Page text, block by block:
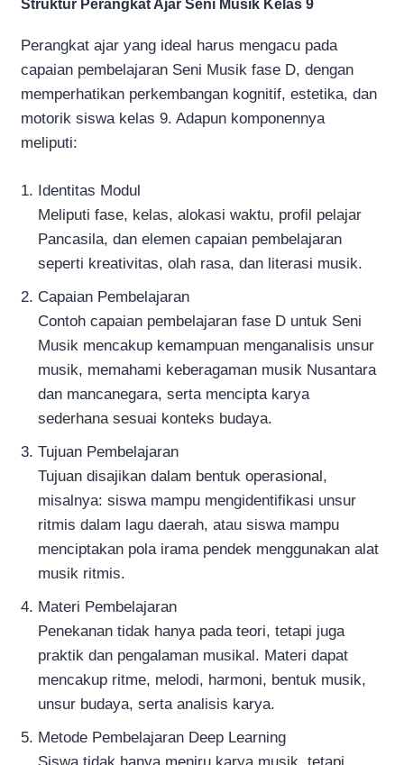
Struktur Perangkat Ajar Seni Musik Kelas 9
Perangkat ajar yang ideal harus mengacu pada
capaian pembelajaran Seni Musik fase D, dengan
memperhatikan perkembangan kognitif, estetika, dan
motorik siswa kelas 9. Adapun komponennya
meliputi:
Identitas Modul
Meliputi fase, kelas, alokasi waktu, profil pelajar
Pancasila, dan elemen capaian pembelajaran
seperti kreativitas, olah rasa, dan literasi musik.
Capaian Pembelajaran
Contoh capaian pembelajaran fase D untuk Seni
Musik mencakup kemampuan menganalisis unsur
musik, memahami keberagaman musik Nusantara
dan mancanegara, serta mencipta karya
sederhana sesuai konteks budaya.
Tujuan Pembelajaran
Tujuan disajikan dalam bentuk operasional,
misalnya: siswa mampu mengidentifikasi unsur
ritmis dalam lagu daerah, atau siswa mampu
menciptakan pola irama pendek menggunakan alat
musik ritmis.
Materi Pembelajaran
Penekanan tidak hanya pada teori, tetapi juga
praktik dan pengalaman musikal. Materi dapat
mencakup ritme, melodi, harmoni, bentuk musik,
unsur budaya, serta analisis karya.
Metode Pembelajaran Deep Learning